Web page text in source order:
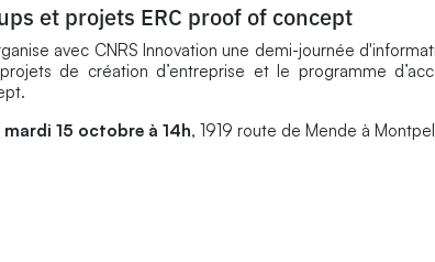
et projets ERC proof of concept
avec CNRS Innovation une demi-journée
de création d’entreprise et le programme
mardi 15 octobre à 14h, 1919 route de Mende à